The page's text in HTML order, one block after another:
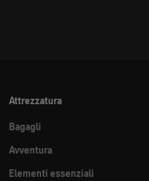
Attrezzatura
Bagagli
Avventura
Elementi essenziali